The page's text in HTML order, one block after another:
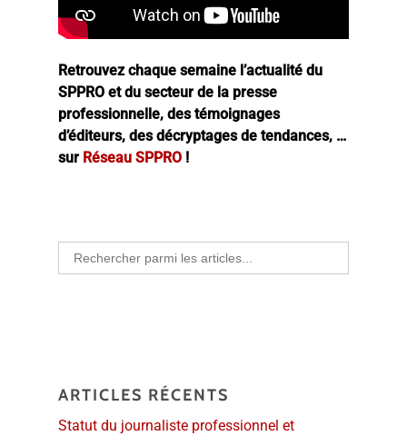
Retrouvez chaque semaine l’actualité du
SPPRO et du secteur de la presse
professionnelle, des témoignages
d’éditeurs, des décryptages de tendances, …
sur Réseau SPPRO !
Search
for:
ARTICLES RÉCENTS
Statut du journaliste professionnel et